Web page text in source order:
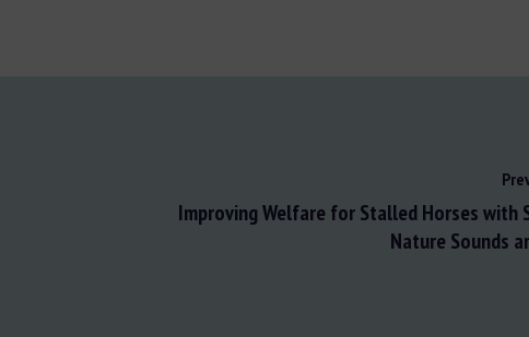
Improving Welfare for Stalled Horses with
Nature Sounds